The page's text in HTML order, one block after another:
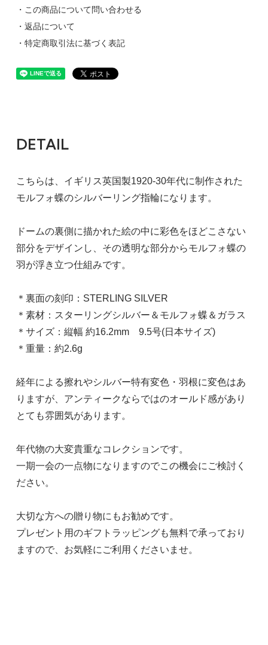
・この商品について問い合わせる
・返品について
・特定商取引法に基づく表記
DETAIL
こちらは、イギリス英国製1920-30年代に制作された
モルフォ蝶のシルバーリング指輪になります。
ドームの裏側に描かれた絵の中に彩色をほどこさない
部分をデザインし、その透明な部分からモルフォ蝶の
羽が浮き立つ仕組みです。
＊裏面の刻印：STERLING SILVER
＊素材：スターリングシルバー＆モルフォ蝶＆ガラス
＊サイズ：縦幅 約16.2mm 9.5号(日本サイズ)
＊重量：約2.6g
経年による擦れやシルバー特有変色・羽根に変色はあ
りますが、アンティークならではのオールド感があり
とても雰囲気があります。
年代物の大変貴重なコレクションです。
一期一会の一点物になりますのでこの機会にご検討く
ださい。
大切な方への贈り物にもお勧めです。
プレゼント用のギフトラッピングも無料で承っており
ますので、お気軽にご利用くださいませ。